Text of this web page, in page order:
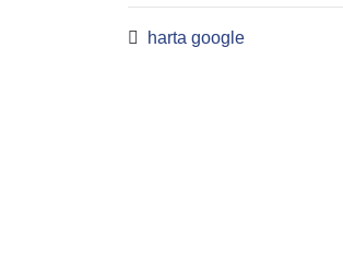
harta google